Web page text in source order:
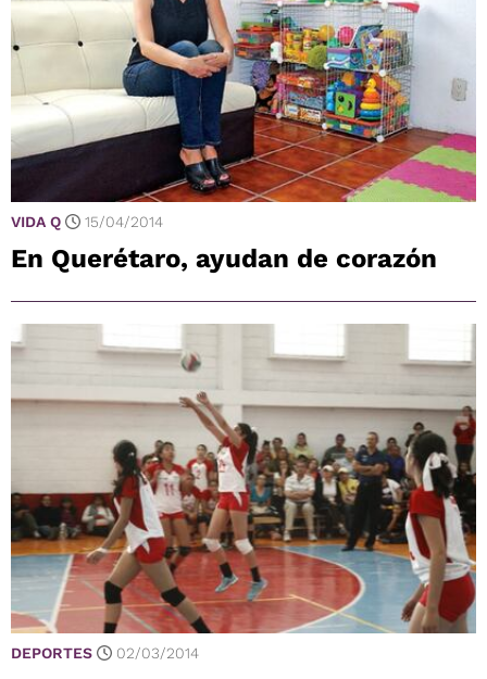
VIDA Q 15/04/2014
En Querétaro, ayudan de corazón
DEPORTES 02/03/2014